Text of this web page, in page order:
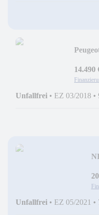
14.490
Unfallfrei • EZ 03/2018 •
Unfallfrei • EZ 05/2021 •